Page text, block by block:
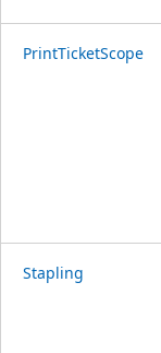
PrintTicketScope
Stapling